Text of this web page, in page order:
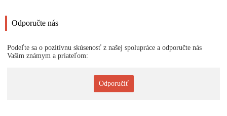
Odporučte nás
Podeľte sa o pozitívnu skúsenosť z našej spolupráce a odporučte nás
Vašim známym a priateľom:
Odporučiť